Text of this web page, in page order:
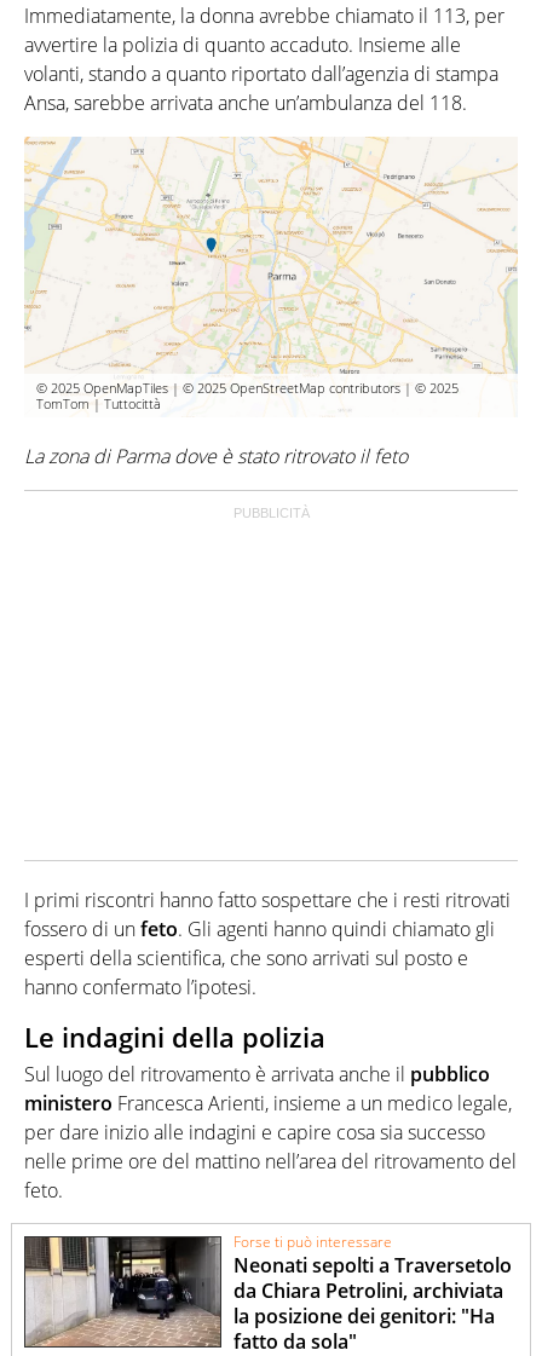
Immediatamente, la donna avrebbe chiamato il 113, per
avvertire la polizia di quanto accaduto. Insieme alle
volanti, stando a quanto riportato dall’agenzia di stampa
Ansa, sarebbe arrivata anche un’ambulanza del 118.
© 2025 OpenMapTiles | © 2025 OpenStreetMap contributors | © 2025
TomTom | Tuttocittà
La zona di Parma dove è stato ritrovato il feto
I primi riscontri hanno fatto sospettare che i resti ritrovati
fossero di unfeto. Gli agenti hanno quindi chiamato gli
esperti della scientifica, che sono arrivati sul posto e
hanno confermato l’ipotesi.
Le indagini della polizia
Sul luogo del ritrovamento è arrivata anche il pubblico
ministero Francesca Arienti, insieme a un medico legale,
per dare inizio alle indagini e capire cosa sia successo
nelle prime ore del mattino nell’area del ritrovamento del
feto.
Forse ti può interessare
Neonati sepolti a Traversetolo
da Chiara Petrolini, archiviata
la posizione dei genitori: "Ha
fatto da sola"